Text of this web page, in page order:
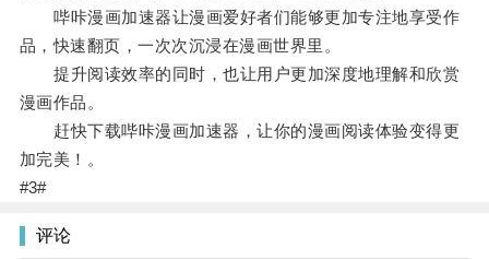
哔咔漫画加速器让漫画爱好者们能够更加专注地享受作
品，快速翻页，一次次沉浸在漫画世界里。
提升阅读效率的同时，也让用户更加深度地理解和欣赏
漫画作品。
赶快下载哔咔漫画加速器，让你的漫画阅读体验变得更
加完美！。
#3#
评论